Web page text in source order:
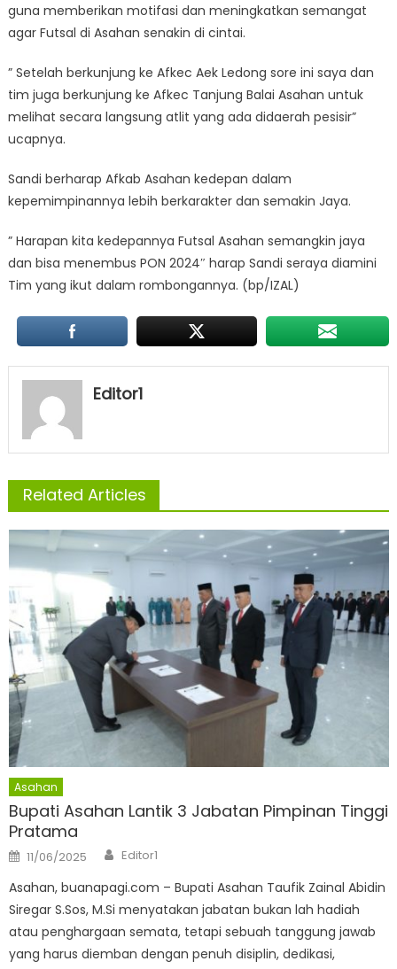
guna memberikan motifasi dan meningkatkan semangat
agar Futsal di Asahan senakin di cintai.
” Setelah berkunjung ke Afkec Aek Ledong sore ini saya dan
tim juga berkunjung ke Afkec Tanjung Balai Asahan untuk
melihat secara langsung atlit yang ada didaerah pesisir”
ucapnya.
Sandi berharap Afkab Asahan kedepan dalam
kepemimpinannya lebih berkarakter dan semakin Jaya.
” Harapan kita kedepannya Futsal Asahan semangkin jaya
dan bisa menembus PON 2024″ harap Sandi seraya diamini
Tim yang ikut dalam rombongannya. (bp/IZAL)
Editor1
Related Articles
Asahan
Bupati Asahan Lantik 3 Jabatan Pimpinan Tinggi
Pratama
Posted
on
11/06/2025 Author
Editor1
Asahan, buanapagi.com – Bupati Asahan Taufik Zainal Abidin
Siregar S.Sos, M.Si menyatakan jabatan bukan lah hadiah
atau penghargaan semata, tetapi sebuah tanggung jawab
yang harus diemban dengan penuh disiplin, dedikasi,